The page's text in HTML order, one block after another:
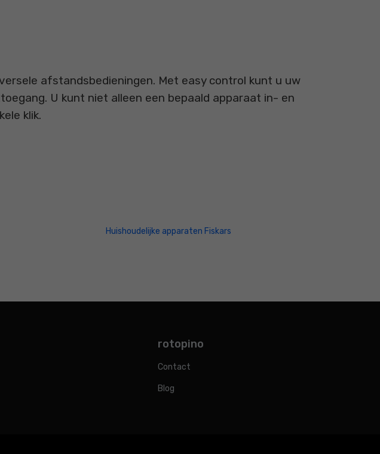
afstandsbedieningen. Met easy control kunt u uw
U kunt niet alleen een bepaald apparaat in- en
klik.
Huishoudelijke apparaten Fiskars
rotopino
Contact
Blog